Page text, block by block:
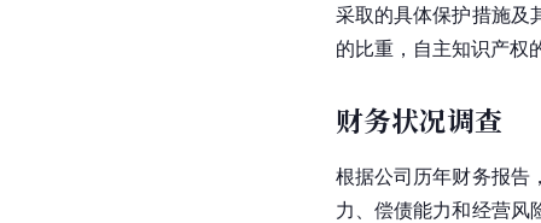
采取的具体保护措施及
的比重，自主知识产权
财务状况调查
根据公司历年财务报告
力、偿债能力和经营风